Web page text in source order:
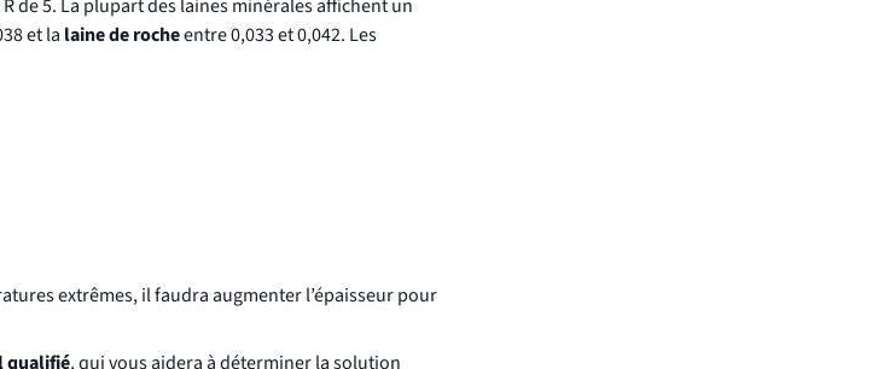
de 5. La plupart des laines minérales affichent un
et la laine de rocheentre 0,033 et 0,042. Les
extrêmes, il faudra augmenter l’épaisseur pour
qualifié, qui vous aidera à déterminer la solution